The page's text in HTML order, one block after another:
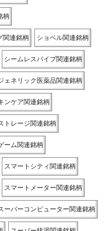
柄
関連銘柄 ショベル関連銘柄
シームレスパイプ関連銘柄
ェネリック医薬品関連銘柄
ンケア関連銘柄
トレージ関連銘柄
ーム関連銘柄
スマートシティ関連銘柄
スマートメーター関連銘柄
ーパーコンピューター関連銘柄